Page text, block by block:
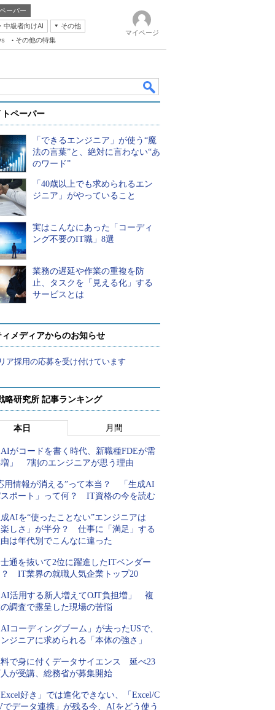
ーパー
中級者向けAI
その他
その他の特集
マイページ
ペーパー
「できるエンジニア」が使う“魔
法の言葉”と、絶対に言わない“あ
のワード”
「40歳以上でも求められるエン
ジニア」がやっていること
実はこんなにあった「コーディ
ング不要のIT職」8選
業務の遅延や作業の重複を防
止、タスクを「見える化」する
サービスとは
メディアからのお知らせ
ア採用の応募を受け付けています
略研究所 記事ランキング
本日 月間
がコードを書く時代、新職種FDEが需
」 7割のエンジニアが思う理由
用情報が消える”って本当？ 「生成AI
ポート」って何？ IT資格の今を読む
AIを“使ったことない”エンジニアは
しさ」が半分？ 仕事に「満足」する
は年代別でこんなに違った
通を抜いて2位に躍進したITベンダー
IT業界の就職人気企業トップ20
活用する新人増えてOJT負担増」 複
調査で露呈した現場の苦悩
コーディングブーム」が去ったUSで、
ジニアに求められる「本体の強さ」
で身に付くデータサイエンス 延べ23
が受講、総務省が募集開始
好き」では進化できない、「Excel/C
でデータ連携」が残る今、AIをどう使う